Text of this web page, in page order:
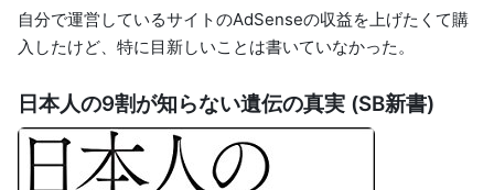
自分で運営しているサイトのAdSenseの収益を上げたくて購
入したけど、特に目新しいことは書いていなかった。
日本人の9割が知らない遺伝の真実 (SB新書)